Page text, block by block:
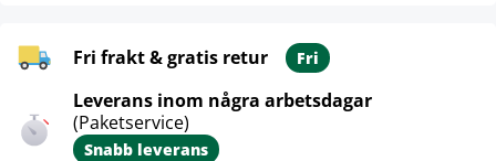
Fri frakt & gratis retur Fri
Leverans inom några arbetsdagar
(Paketservice)
Snabb leverans